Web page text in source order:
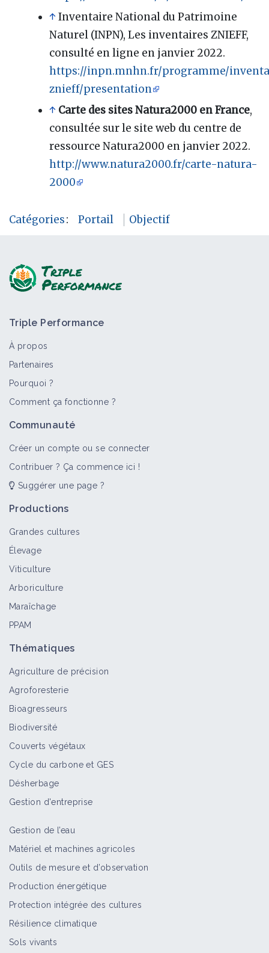
↑Inventaire National du Patrimoine
Naturel (INPN), Les inventaires ZNIEFF,
consulté en ligne en janvier 2022.
https://inpn.mnhn.fr/programme/
znieff/presentation
↑ Carte des sites Natura2000 en France,
consultée sur le site web du centre de
ressource Natura2000 en janvier 2022.
http://www.natura2000.fr/carte-natura-
2000
Catégories: Portail Objectif
Triple Performance
À propos
Partenaires
Pourquoi ?
Comment ça fonctionne ?
Communauté
Créer un compte ou se connecter
Contribuer ? Ça commence ici !
Suggérer une page ?
Productions
Grandes cultures
Élevage
Viticulture
Arboriculture
Maraîchage
PPAM
Thématiques
Agriculture de précision
Agroforesterie
Bioagresseurs
Biodiversité
Couverts végétaux
Cycle du carbone et GES
Désherbage
Gestion d'entreprise
Gestion de l’eau
Matériel et machines agricoles
Outils de mesure et d’observation
Production énergétique
Protection intégrée des cultures
Résilience climatique
Sols vivants